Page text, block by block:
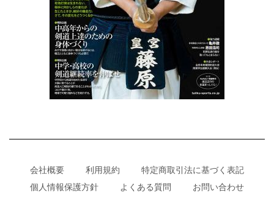
会社概要 利用規約
特定商取引法に基づく表記
個人情報保護方針
よくある質問 お問い合わせ